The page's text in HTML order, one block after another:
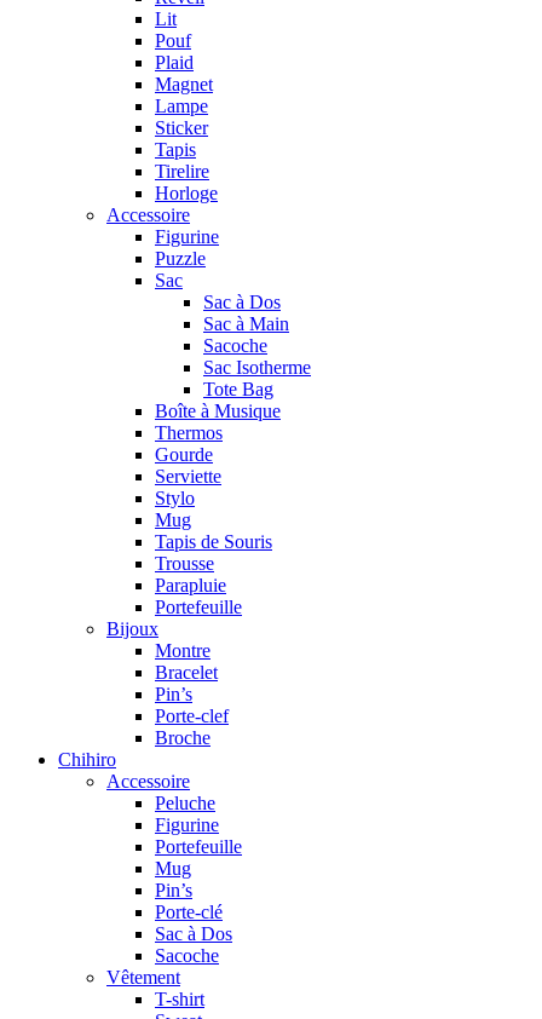
Lit
Pouf
Plaid
Magnet
Lampe
Sticker
Tapis
Tirelire
Horloge
Accessoire
Figurine
Puzzle
Sac
Sac à Dos
Sac à Main
Sacoche
Sac Isotherme
Tote Bag
Boîte à Musique
Thermos
Gourde
Serviette
Stylo
Mug
Tapis de Souris
Trousse
Parapluie
Portefeuille
Bijoux
Montre
Bracelet
Pin’s
Porte-clef
Broche
Chihiro
Accessoire
Peluche
Figurine
Portefeuille
Mug
Pin’s
Porte-clé
Sac à Dos
Sacoche
Vêtement
T-shirt